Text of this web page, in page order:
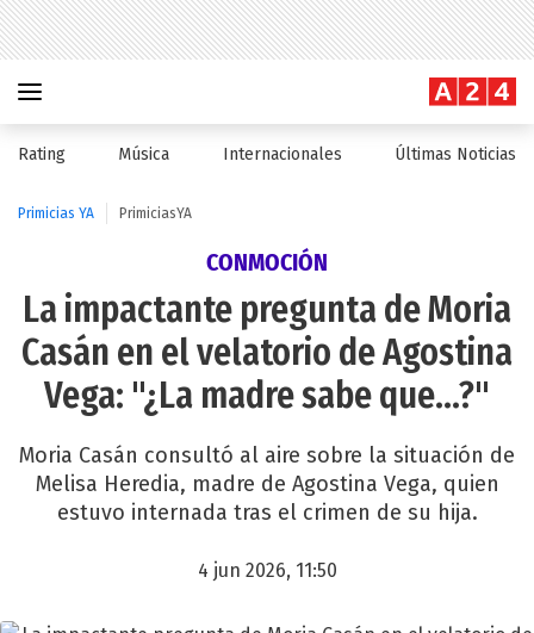
Rating Música Internacionales Últimas Noticias
Primicias YA PrimiciasYA
CONMOCIÓN
La impactante pregunta de Moria
Casán en el velatorio de Agostina
Vega: "¿La madre sabe que...?"
Moria Casán consultó al aire sobre la situación de
Melisa Heredia, madre de Agostina Vega, quien
estuvo internada tras el crimen de su hija.
4 jun 2026, 11:50